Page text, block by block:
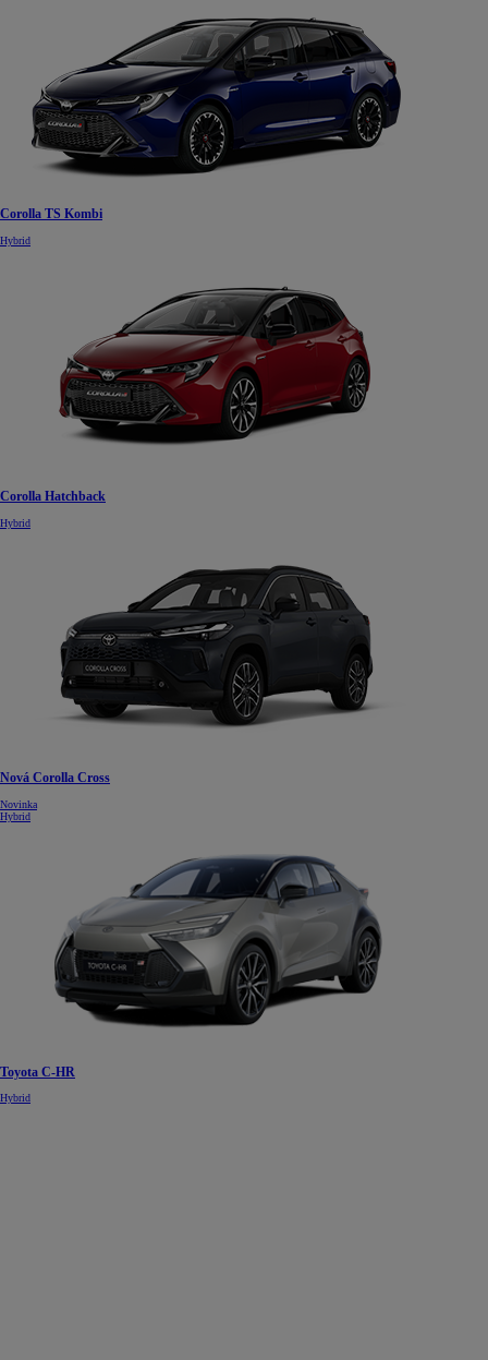
Corolla TS Kombi
Hybrid
Corolla Hatchback
Hybrid
Nová Corolla Cross
Novinka
Hybrid
Toyota C-HR
Hybrid